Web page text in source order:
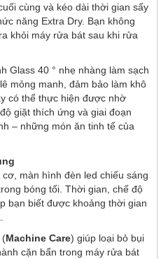
cùng và kéo dài thời gian sấy
năng Extra Dry. Bạn không
khỏi máy rửa bát sau khi rửa
Glass 40 ° nhẹ nhàng làm sạch
mỏng manh, đảm bảo làm khô
có thể thực hiện được nhờ
giặt thích ứng và giai đoạn
– những món ăn tinh tế của
màn hình đèn led chiếu sáng
bóng tối. Thời gian, chế độ
bạn biết được khoảng thời gian
(Machine Care) giúp loại bỏ bụi
cặn bẩn trong máy rửa bát